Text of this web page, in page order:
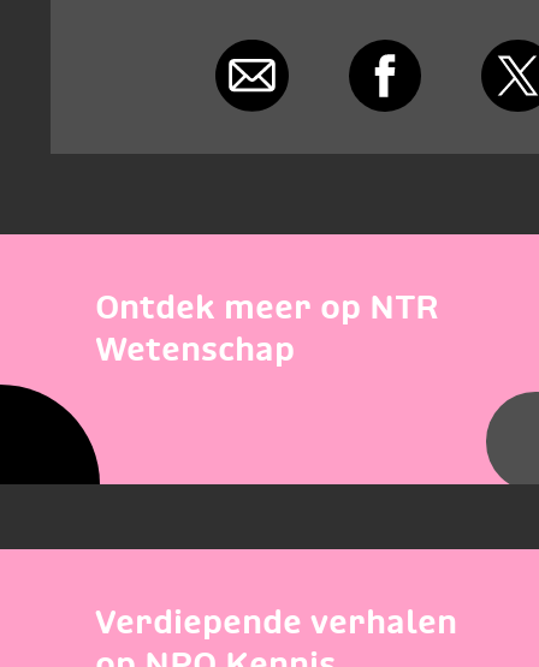
Ontdek meer op NTR
Wetenschap
Verdiepende verhalen